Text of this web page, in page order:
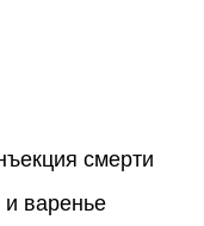
смерти
и варенье